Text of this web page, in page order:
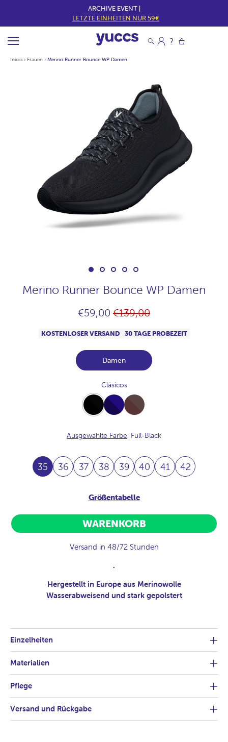
ARCHIVE EVENT |
LETZTE EINHEITEN NUR 59€
Inicio › Frauen › Merino Runner Bounce WP Damen
Merino Runner Bounce WP Damen
€59,00 Normaler
€139,00
KOSTENLOSER VERSAND 30 TAGE PROBEZEIT
Damen
Clásicos
Full-
Black
Full-
Navy
Full-
Chocolate
Ausgewählte Farbe: Full-Black
35 36 37 38 39 40 41 42
Größentabelle
WARENKORB
Versand in 48/72 Stunden
.
Hergestellt in Europe aus Merinowolle
Wasserabweisend und stark gepolstert
Einzelheiten
Materialien
Pflege
Versand und Rückgabe